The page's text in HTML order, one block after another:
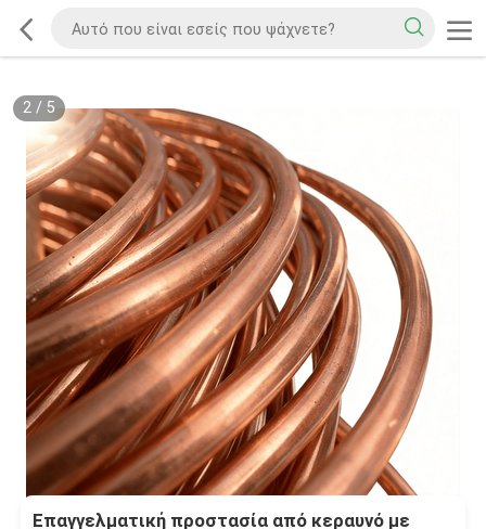
2/ 5
Επαγγελματική προστασία από κεραυνό με